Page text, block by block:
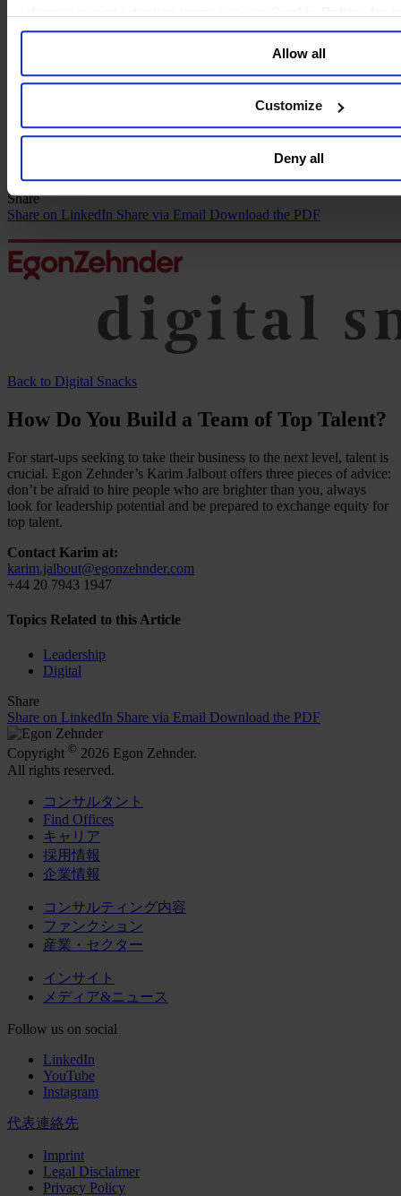
general collection and use of personal information see our
Allow all
Customize
Deny all
How Do You Build a Team of
Top Talent?
2016年03月16日
Share
Share on LinkedIn Share via Email Download the PDF
Back to Digital Snacks
How Do You Build a Team of Top Talent?
For start-ups seeking to take their business to the next level, talent is
crucial. Egon Zehnder’s Karim Jalbout offers three pieces of advice:
don’t be afraid to hire people who are brighter than you, always
look for leadership potential and be prepared to exchange equity for
top talent.
Contact Karim at:
karim.jalbout@egonzehnder.com
+44 20 7943 1947
Topics Related to this Article
Leadership
Digital
Share
Share on LinkedIn Share via Email Download the PDF
Copyright © 2026 Egon Zehnder.
All rights reserved.
コンサルタント
Find Offices
キャリア
採用情報
企業情報
コンサルティング内容
ファンクション
産業・セクター
インサイト
メディア&ニュース
Follow us on social
LinkedIn
YouTube
Instagram
代表連絡先
Imprint
Legal Disclaimer
Privacy Policy